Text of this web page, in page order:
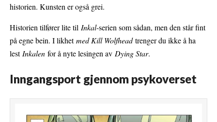
historien. Kunsten er også grei.
Historien tilfører lite til Inkal-serien som sådan, men den står fint
på egne bein. I likhetmed Kill Wolfheadtrenger du ikke å ha
lest Inkalen for å nyte lesingen av Dying Star.
Inngangsport gjennom psykoverset